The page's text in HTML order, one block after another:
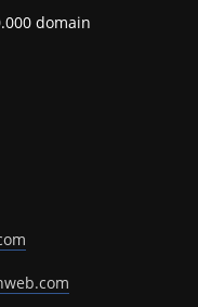
domain